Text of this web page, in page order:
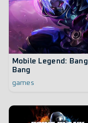
Mobile Legend: Bang
Bang
games